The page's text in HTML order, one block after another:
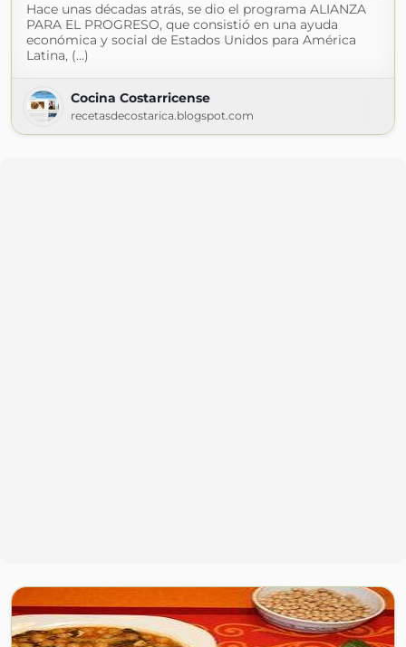
Hace unas décadas atrás, se dio el programa ALIANZA
PARA EL PROGRESO, que consistió en una ayuda
económica y social de Estados Unidos para América
Latina, (...)
Cocina Costarricense
recetasdecostarica.blogspot.com